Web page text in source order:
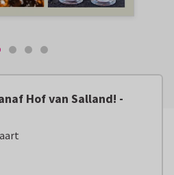
Hof van Salland! -